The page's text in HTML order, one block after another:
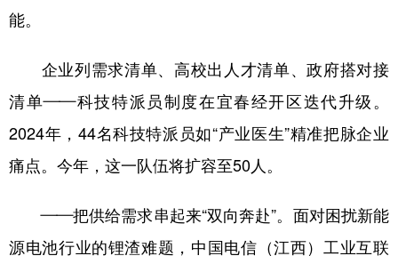
能。
企业列需求清单、高校出人才清单、政府搭对接
清单——科技特派员制度在宜春经开区迭代升级。
2024年，44名科技特派员如“产业医生”精准把脉企业
痛点。今年，这一队伍将扩容至50人。
——把供给需求串起来“双向奔赴”。面对困扰新能
源电池行业的锂渣难题，中国电信（江西）工业互联